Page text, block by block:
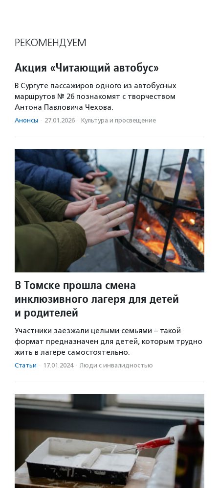
РЕКОМЕНДУЕМ
Акция «Читающий автобус»
В Сургуте пассажиров одного из автобусных
маршрутов № 26 познакомят с творчеством
Антона Павловича Чехова.
Анонсы · 27.01.2026 · Культура и просвещение
В Томске прошла смена
инклюзивного лагеря для детей
и родителей
Участники заезжали целыми семьями – такой
формат предназначен для детей, которым трудно
жить в лагере самостоятельно.
Статьи · 17.01.2024 · Люди с инвалидностью